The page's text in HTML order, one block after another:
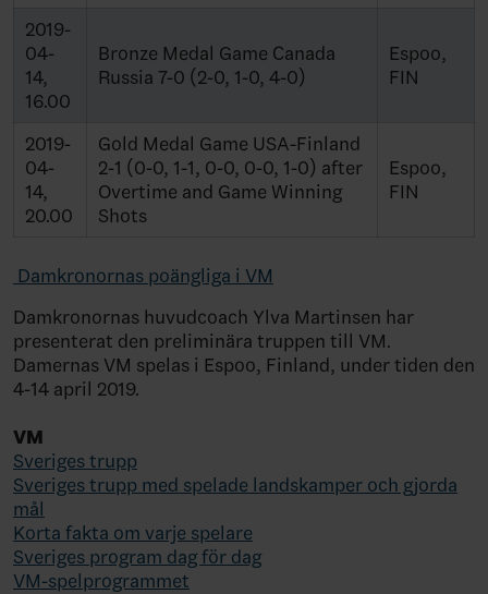
2019-
04-
14,
16.00
Bronze Medal Game Canada
Russia 7-0 (2-0, 1-0, 4-0)
Espoo,
FIN
2019-
04-
14,
20.00
Gold Medal Game USA-Finland
2-1 (0-0, 1-1, 0-0, 0-0, 1-0) after
Overtime and Game Winning
Shots
Espoo,
FIN
Damkronornas poängliga i VM
Damkronornas huvudcoach Ylva Martinsen har
presenterat den preliminära truppen till VM.
Damernas VM spelas i Espoo, Finland, under tiden den
4-14 april 2019.
VM
Sveriges trupp
Sveriges trupp med spelade landskamper och gjorda
mål
Korta fakta om varje spelare
Sveriges program dag för dag
VM-spelprogrammet